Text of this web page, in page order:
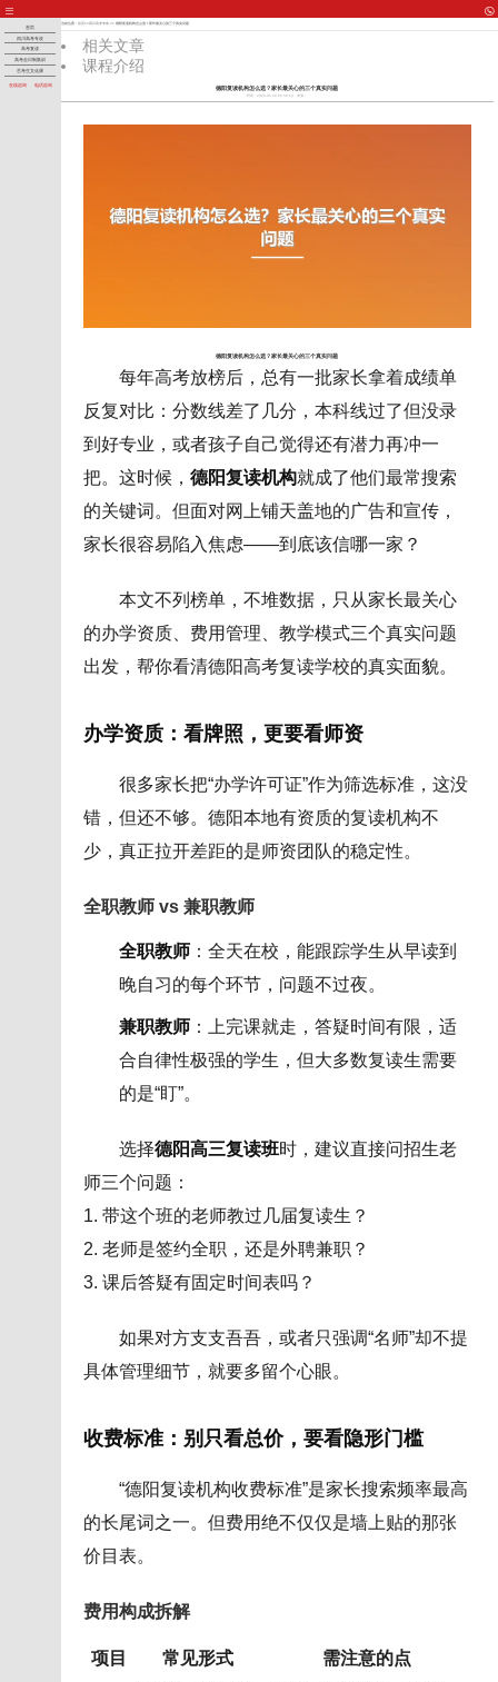
首页
四川高考专攻
高考复读
高考全日制集训
艺考生文化课
在线咨询 电话咨询
当前位置： 首页 >>四川高考专攻>> 德阳复读机构怎么选？家长最关心的三个真实问题
相关文章
课程介绍
德阳复读机构怎么选？家长最关心的三个真实问题
时间：2026-05-30 06:58:19 来源：
德阳复读机构怎么选？家长最关心的三个真实问题
每年高考放榜后，总有一批家长拿着成绩单
反复对比：分数线差了几分，本科线过了但没录
到好专业，或者孩子自己觉得还有潜力再冲一
把。这时候， 德阳复读机构就成了他们最常搜索
的关键词。但面对网上铺天盖地的广告和宣传，
家长很容易陷入焦虑——到底该信哪一家？
本文不列榜单，不堆数据，只从家长最关心
的办学资质、费用管理、教学模式三个真实问题
出发，帮你看清德阳高考复读学校的真实面貌。
办学资质：看牌照，更要看师资
很多家长把“办学许可证”作为筛选标准，这没
错，但还不够。德阳本地有资质的复读机构不
少，真正拉开差距的是师资团队的稳定性。
全职教师 vs 兼职教师
全职教师：全天在校，能跟踪学生从早读到
晚自习的每个环节，问题不过夜。
兼职教师：上完课就走，答疑时间有限，适
合自律性极强的学生，但大多数复读生需要
的是“盯”。
选择德阳高三复读班时，建议直接问招生老
师三个问题：
1. 带这个班的老师教过几届复读生？
2. 老师是签约全职，还是外聘兼职？
3. 课后答疑有固定时间表吗？
如果对方支支吾吾，或者只强调“名师”却不提
具体管理细节，就要多留个心眼。
收费标准：别只看总价，要看隐形门槛
“德阳复读机构收费标准”是家长搜索频率最高
的长尾词之一。但费用绝不仅仅是墙上贴的那张
价目表。
费用构成拆解
项目 常见形式 需注意的点